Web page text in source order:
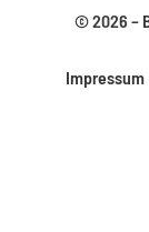
© 2026 –
Impressum